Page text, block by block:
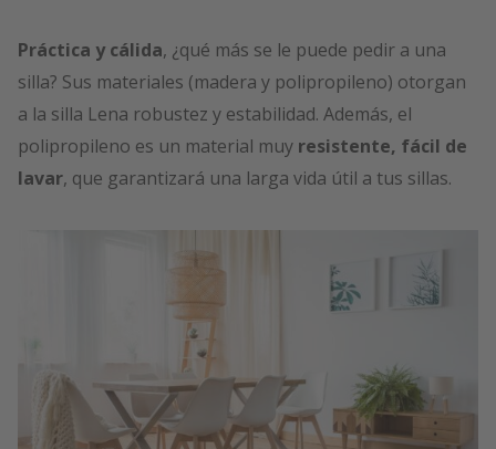
Práctica y cálida, ¿qué más se le puede pedir a una
silla? Sus materiales (madera y polipropileno) otorgan
a la silla Lena robustez y estabilidad. Además, el
polipropileno es un material muy resistente, fácil de
lavar, que garantizará una larga vida útil a tus sillas.